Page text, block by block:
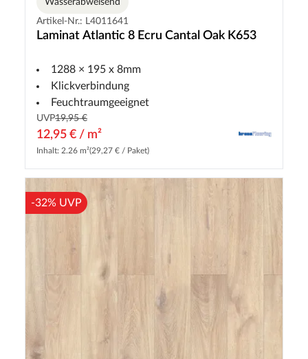
Wasserabweisend
Artikel-Nr.: L4011641
Laminat Atlantic 8 Ecru Cantal Oak K653
1288 × 195 x 8mm
Klickverbindung
Feuchtraumgeeignet
UVP19,95 €
12,95 € / m²
Inhalt: 2.26 m²(29,27 € / Paket)
-32% UVP